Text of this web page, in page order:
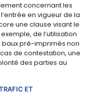
concernant les
en vigueur de la
une clause visant le
de l’utilisation
pré-imprimés non
de contestation, une
des parties au
ET